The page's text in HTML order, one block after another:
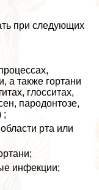
при следующих
а также гортани
глосситах,
пародонтозе,
;
рта или
инфекции;